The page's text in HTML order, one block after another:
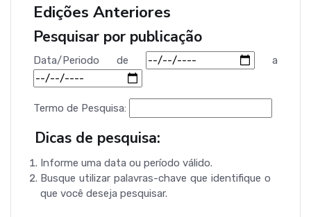
Edições Anteriores
Pesquisar por publicação
Data/Periodo de a
Termo de Pesquisa:
Dicas de pesquisa:
Informe uma data ou período válido.
Busque utilizar palavras-chave que identifique o
que você deseja pesquisar.